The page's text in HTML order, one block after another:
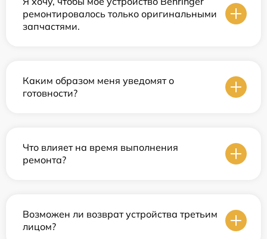
ремонтировалось только оригинальными
запчастями.
Каким образом меня уведомят о
готовности?
Что влияет на время выполнения
ремонта?
Возможен ли возврат устройства третьим
лицом?